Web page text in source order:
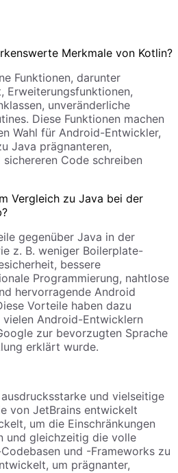
Merkmale von Kotlin?
Funktionen, darunter
Erweiterungsfunktionen,
unveränderliche
Diese Funktionen machen
Wahl für Android-Entwickler,
Java prägnanteren,
Code schreiben
Vergleich zu Java bei der
gegenüber Java in der
z. B. weniger Boilerplate-
bessere
Programmierung, nahtlose
hervorragende Android
Vorteile haben dazu
Android-Entwicklern
zur bevorzugten Sprache
erklärt wurde.
und vielseitige
von JetBrains entwickelt
um die Einschränkungen
und gleichzeitig die volle
und -Frameworks zu
um prägnanter,